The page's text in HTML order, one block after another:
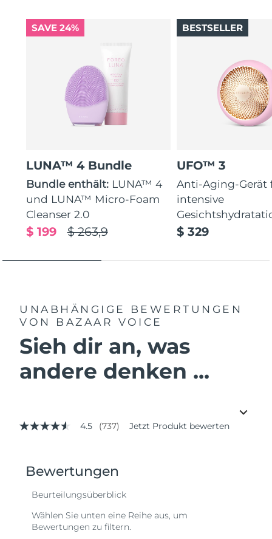
SAVE 24%
LUNA™ 4 Bundle
Bundle enthält: LUNA™ 4
und LUNA™ Micro-Foam
Cleanser 2.0
$ 263,9
$ 199
UFO™ 3
Anti-Aging-Gerät
intensive
$ 329
BESTSELLER
UNABHÄNGIGE BEWERTUNGEN
VON BAZAAR VOICE
Sieh dir an, was
andere denken ...
4.5
Durchschnittswert
der
Bewertung.
Read
Reviews.
Link
4.5 (737) Jetzt Produkt bewerten